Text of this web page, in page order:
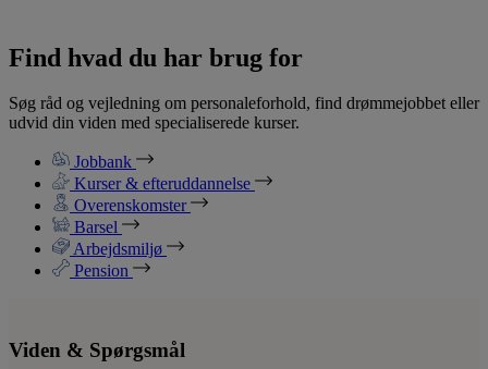
Find hvad du har brug for
Søg råd og vejledning om personaleforhold, find drømmejobbet eller
udvid din viden med specialiserede kurser.
Jobbank
Kurser & efteruddannelse
Overenskomster
Barsel
Arbejdsmiljø
Pension
Viden & Spørgsmål